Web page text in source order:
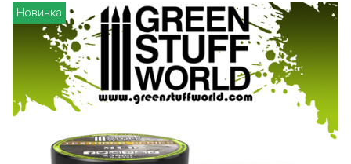
Новинка